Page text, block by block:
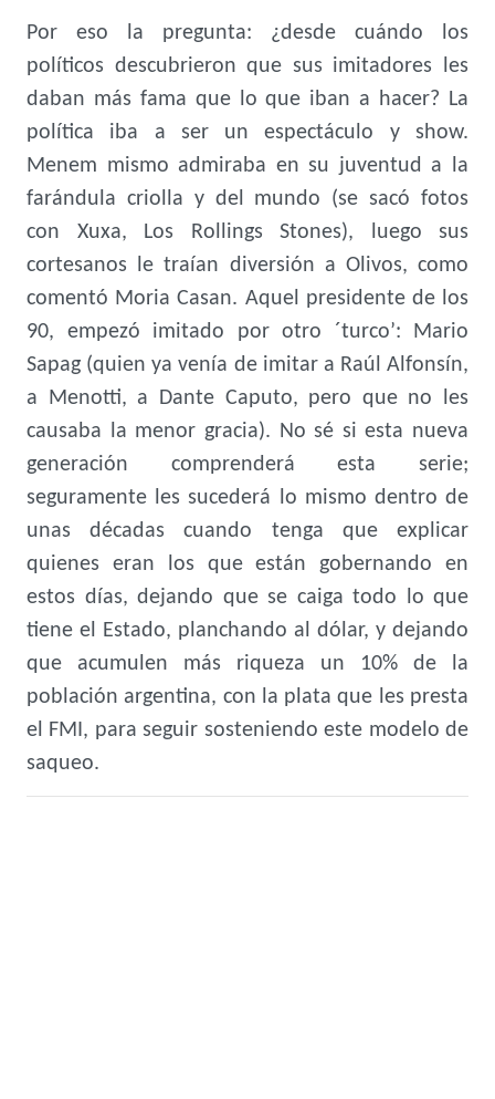
Por eso la pregunta: ¿desde cuándo los
políticos descubrieron que sus imitadores les
daban más fama que lo que iban a hacer? La
política iba a ser un espectáculo y show.
Menem mismo admiraba en su juventud a la
farándula criolla y del mundo (se sacó fotos
con Xuxa, Los Rollings Stones), luego sus
cortesanos le traían diversión a Olivos, como
comentó Moria Casan. Aquel presidente de los
90, empezó imitado por otro ´turco’: Mario
Sapag (quien ya venía de imitar a Raúl Alfonsín,
a Menotti, a Dante Caputo, pero que no les
causaba la menor gracia). No sé si esta nueva
generación comprenderá esta serie;
seguramente les sucederá lo mismo dentro de
unas décadas cuando tenga que explicar
quienes eran los que están gobernando en
estos días, dejando que se caiga todo lo que
tiene el Estado, planchando al dólar, y dejando
que acumulen más riqueza un 10% de la
población argentina, con la plata que les presta
el FMI, para seguir sosteniendo este modelo de
saqueo.